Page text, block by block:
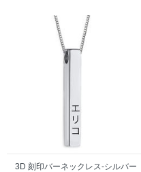
3D 刻印バーネックレス-シルバー